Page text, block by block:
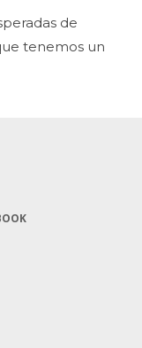
de
tenemos un